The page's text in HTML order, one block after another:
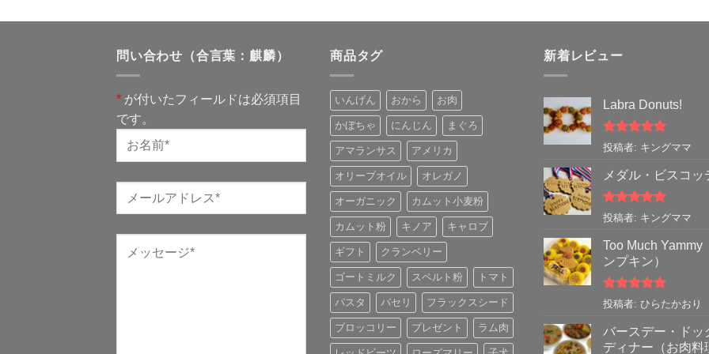
問い合わせ（合言葉：麒麟）
* が付いたフィールドは必須項目
です。
商品タグ
いんげん おから お肉
かぼちゃ にんじん まぐろ
アマランサス アメリカ
オリーブオイル オレガノ
オーガニック カムット小麦粉
カムット粉 キノア キャロブ
ギフト クランベリー
ゴートミルク スペルト粉 トマト
パスタ パセリ フラックスシード
ブロッコリー プレゼント ラム肉
新着レビュー
Labra Donuts!
5段階中5の
投稿者: キングママ
メダル・ビスコッ
5段階中5の
投稿者: キングママ
Too Much Yammy
ンプキン）
5段階中5の
投稿者: ひらたかおり
バースデー・ドッ
ディナー（お肉料